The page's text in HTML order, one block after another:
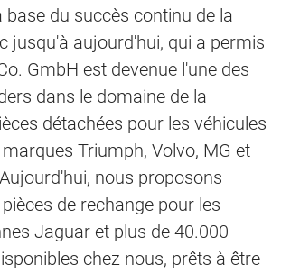
du succès continu de la
jusqu'à aujourd'hui, qui a permis
GmbH est devenue l'une des
dans le domaine de la
détachées pour les véhicules
Triumph, Volvo, MG et
nous proposons
de rechange pour les
Jaguar et plus de 40.000
chez nous, prêts à être